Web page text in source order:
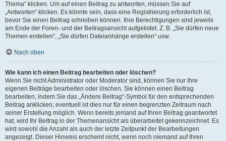
Thema“ klicken. Um auf einen Beitrag zu antworten, müssen Sie auf
„Antworten“ klicken. Es könnte sein, dass eine Registrierung erforderlich ist,
bevor Sie einen Beitrag schreiben können. Ihre Berechtigungen sind jeweils
am Ende der Foren- und der Beitragsansicht aufgelistet. Z. B. „Sie dürfen neue
Themen erstellen“, „Sie dürfen Dateianhänge erstellen“ usw.
Nach oben
Wie kann ich einen Beitrag bearbeiten oder löschen?
Wenn Sie nicht Administrator oder Moderator sind, können Sie nur Ihre
eigenen Beiträge bearbeiten oder löschen. Sie können einen Beitrag
bearbeiten, indem Sie das „Ändere Beitrag“-Symbol für den entsprechenden
Beitrag anklicken; eventuell ist dies nur für einen begrenzten Zeitraum nach
seiner Erstellung möglich. Wenn bereits jemand auf Ihren Beitrag geantwortet
hat, wird Ihr Beitrag in der Themenansicht als überarbeitet gekennzeichnet. Es
wird sowohl die Anzahl als auch der letzte Zeitpunkt der Bearbeitungen
angezeigt. Dieser Hinweis erscheint nicht, wenn noch niemand auf Ihren